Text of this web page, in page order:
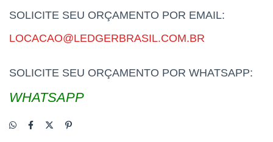
SOLICITE SEU ORÇAMENTO POR EMAIL:
LOCACAO@LEDGERBRASIL.COM.BR
SOLICITE SEU ORÇAMENTO POR WHATSAPP:
WHATSAPP